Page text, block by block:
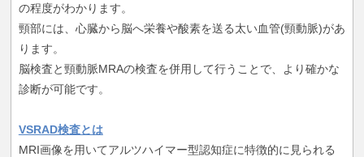
の程度がわかります。
頸部には、心臓から脳へ栄養や酸素を送る太い血管(頸動脈)があ
ります。
脳検査と頸動脈MRAの検査を併用して行うことで、より確かな
診断が可能です。
VSRAD検査とは
MRI画像を用いてアルツハイマー型認知症に特徴的に見られる